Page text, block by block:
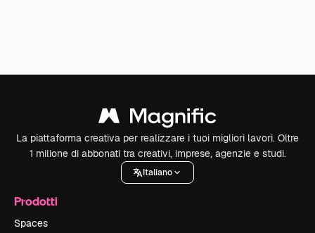
La piattaforma creativa per realizzare i tuoi migliori lavori. Oltre
1 milione di abbonati tra creativi, imprese, agenzie e studi.
Italiano
Prodotti
Spaces